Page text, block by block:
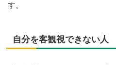
す。
自分を客観視できない人